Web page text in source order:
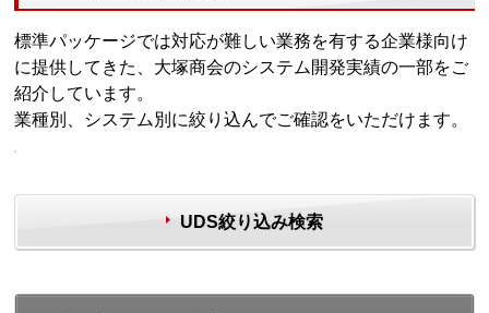
標準パッケージでは対応が難しい業務を有する企業様向け
に提供してきた、大塚商会のシステム開発実績の一部をご
紹介しています。
業種別、システム別に絞り込んでご確認をいただけます。
UDS絞り込み検索